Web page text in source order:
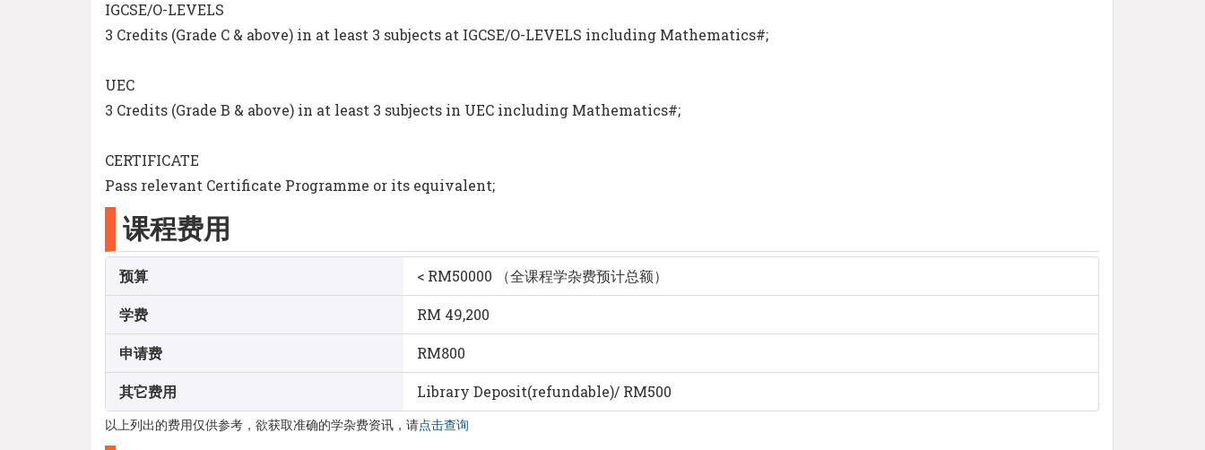
IGCSE/O-LEVELS
3 Credits (Grade C & above) in at least 3 subjects at IGCSE/O-LEVELS including Mathematics#;
UEC
3 Credits (Grade B & above) in at least 3 subjects in UEC including Mathematics#;
CERTIFICATE
Pass relevant Certificate Programme or its equivalent;
课程费用
预算 < RM50000 （全课程学杂费预计总额）
学费 RM 49,200
申请费 RM800
其它费用 Library Deposit(refundable)/ RM500
以上列出的费用仅供参考，欲获取准确的学杂费资讯，请点击查询